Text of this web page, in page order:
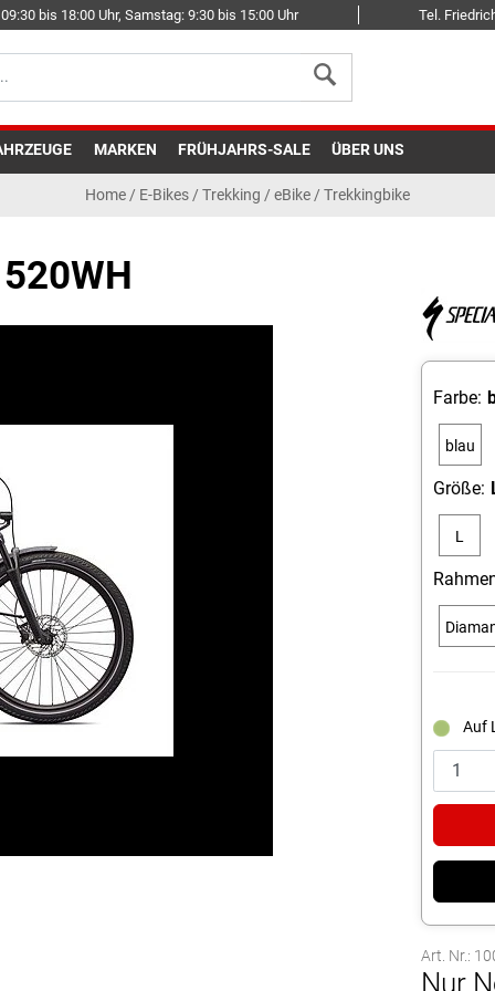
bis 18:00 Uhr, Samstag: 9:30 bis 15:00 Uhr Tel.
MARKEN FRÜHJAHRS-SALE ÜBER UNS
Home / E-Bikes / Trekking / eBike / Trekkingbike
Farbe:
blau
Größe:
L
Auf
Art. Nr.:
Nur